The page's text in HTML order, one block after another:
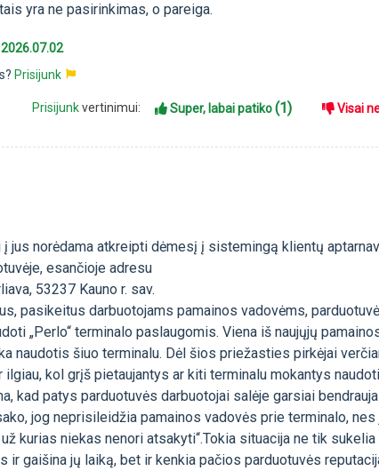
yra ne pasirinkimas, o pareiga.
2026.07.02
Prisijunk
Prisijunkvertinimui: Super, labai patiko(1) Visai
į jus norėdama atkreipti dėmesį į sistemingą klientų
esančioje adresu
53237 Kauno r. sav.
pasikeitus darbuotojams pamainos vadovėms,
„Perlo“ terminalo paslaugomis. Viena iš naujųjų
naudotis šiuo terminalu. Dėl šios priežasties pirkėjai
ilgiau, kol grįš pietaujantys ar kiti terminalu mokantys
kad patys parduotuvės darbuotojai salėje garsiai bendrauja
jog neprisileidžia pamainos vadovės prie terminalo, nes
kurias niekas nenori atsakyti“.Tokia situacija ne tik
ir gaišina jų laiką, bet ir kenkia pačios parduotuvės